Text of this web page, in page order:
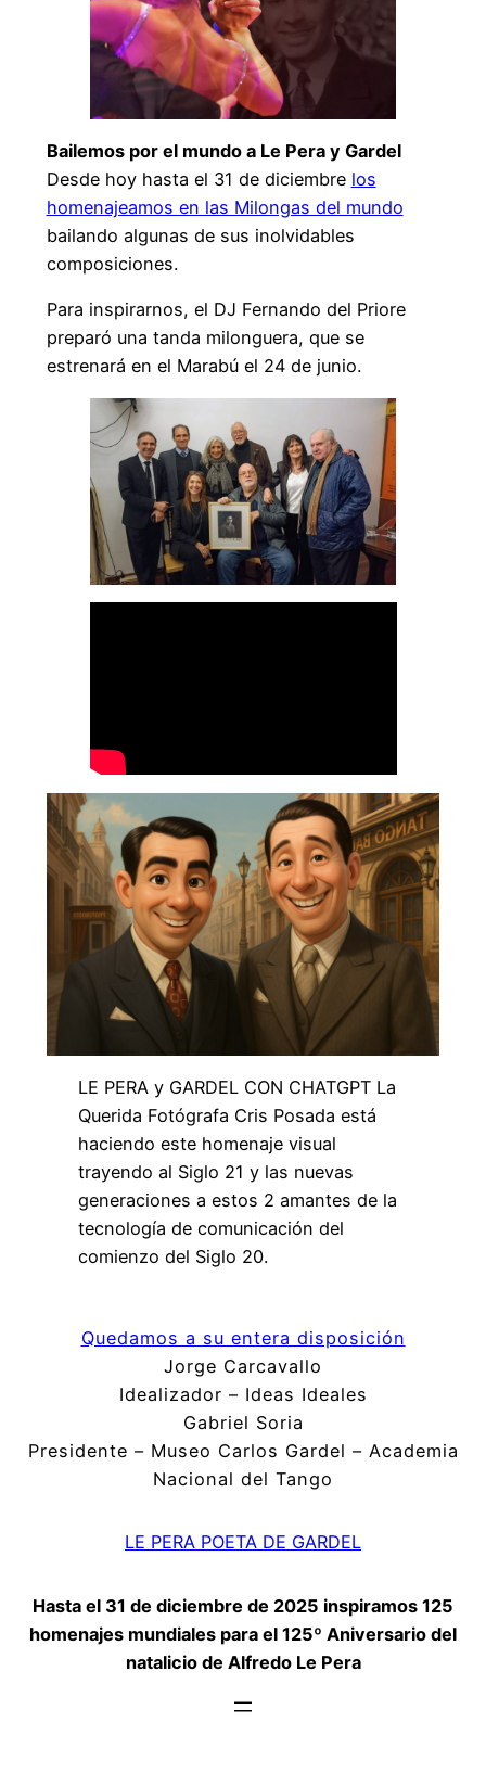
Bailemos por el mundo a Le Pera y Gardel
Desde hoy hasta el 31 de diciembre los
homenajeamos en las Milongas del mundo
bailando algunas de sus inolvidables
composiciones.
Para inspirarnos, el DJ Fernando del Priore
preparó una tanda milonguera, que se
estrenará en el Marabú el 24 de junio.
LE PERA y GARDEL CON CHATGPT La
Querida Fotógrafa Cris Posada está
haciendo este homenaje visual
trayendo al Siglo 21 y las nuevas
generaciones a estos 2 amantes de la
tecnología de comunicación del
comienzo del Siglo 20.
Quedamos a su entera disposición
Jorge Carcavallo
Idealizador – Ideas Ideales
Gabriel Soria
Presidente – Museo Carlos Gardel – Academia
Nacional del Tango
LE PERA POETA DE GARDEL
Hasta el 31 de diciembre de 2025 inspiramos 125
homenajes mundiales para el 125º Aniversario del
natalicio de Alfredo Le Pera